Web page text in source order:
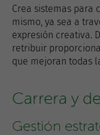
Crea sistemas para
mismo, ya sea a
expresión creativa.
retribuir
que mejoran todas
Carrera y
Gestión